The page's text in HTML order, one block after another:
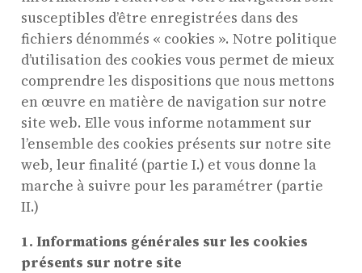
susceptibles d’être enregistrées dans des
fichiers dénommés « cookies ». Notre politique
d’utilisation des cookies vous permet de mieux
comprendre les dispositions que nous mettons
en œuvre en matière de navigation sur notre
site web. Elle vous informe notamment sur
l’ensemble des cookies présents sur notre site
web, leur finalité (partie I.) et vous donne la
marche à suivre pour les paramétrer (partie
II.)
1. Informations générales sur les cookies
présents sur notre site